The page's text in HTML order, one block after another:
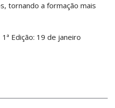
tornando a formação mais
Edição: 19 de janeiro